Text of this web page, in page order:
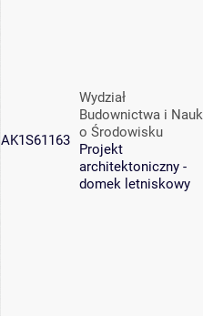
AK1S61163
Wydział
Budownictwa i Nauk
o Środowisku
Projekt
architektoniczny -
domek letniskowy